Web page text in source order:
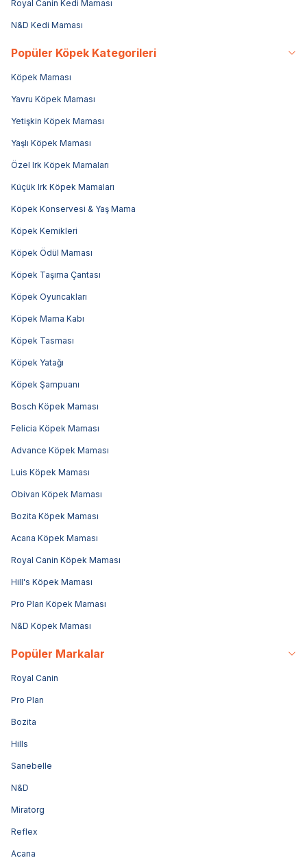
Royal Canin Kedi Maması
N&D Kedi Maması
Popüler Köpek Kategorileri
Köpek Maması
Yavru Köpek Maması
Yetişkin Köpek Maması
Yaşlı Köpek Maması
Özel Irk Köpek Mamaları
Küçük Irk Köpek Mamaları
Köpek Konservesi & Yaş Mama
Köpek Kemikleri
Köpek Ödül Maması
Köpek Taşıma Çantası
Köpek Oyuncakları
Köpek Mama Kabı
Köpek Tasması
Köpek Yatağı
Köpek Şampuanı
Bosch Köpek Maması
Felicia Köpek Maması
Advance Köpek Maması
Luis Köpek Maması
Obivan Köpek Maması
Bozita Köpek Maması
Acana Köpek Maması
Royal Canin Köpek Maması
Hill's Köpek Maması
Pro Plan Köpek Maması
N&D Köpek Maması
Popüler Markalar
Royal Canin
Pro Plan
Bozita
Hills
Sanebelle
N&D
Miratorg
Reflex
Acana